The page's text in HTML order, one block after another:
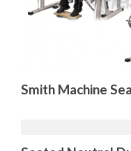
Smith Machine